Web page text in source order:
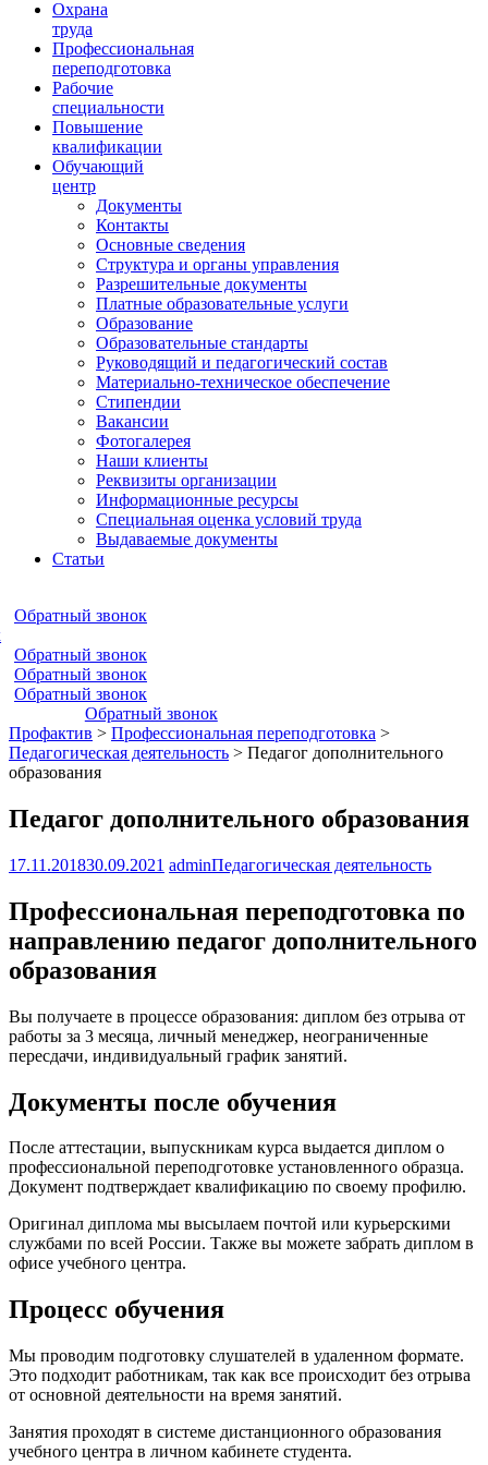
Ориентир охраны труда
Охрана
труда
Профессиональная
переподготовка
Рабочие
специальности
Повышение
квалификации
Обучающий
центр
Документы
Контакты
Основные сведения
Структура и органы управления
Разрешительные документы
Платные образовательные услуги
Образование
Образовательные стандарты
Руководящий и педагогический состав
Материально-техническое обеспечение
Стипендии
Вакансии
Фотогалерея
Наши клиенты
Реквизиты организации
Информационные ресурсы
Специальная оценка условий труда
Выдаваемые документы
Статьи
Обратный звонок
Обратный звонок
Обратный звонок
Обратный звонок
Обратный звонок
Профактив > Профессиональная переподготовка >
Педагогическая деятельность > Педагог дополнительного
образования
Педагог дополнительного образования
17.11.201830.09.2021 adminПедагогическая деятельность
Профессиональная переподготовка по
направлению педагог дополнительного
образования
Вы получаете в процессе образования: диплом без отрыва от
работы за 3 месяца, личный менеджер, неограниченные
пересдачи, индивидуальный график занятий.
Документы после обучения
После аттестации, выпускникам курса выдается диплом о
профессиональной переподготовке установленного образца.
Документ подтверждает квалификацию по своему профилю.
Оригинал диплома мы высылаем почтой или курьерскими
службами по всей России. Также вы можете забрать диплом в
офисе учебного центра.
Процесс обучения
Мы проводим подготовку слушателей в удаленном формате.
Это подходит работникам, так как все происходит без отрыва
от основной деятельности на время занятий.
Занятия проходят в системе дистанционного образования
учебного центра в личном кабинете студента.